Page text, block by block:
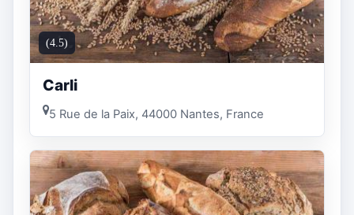
(4.5)
Carli
5 Rue de la Paix, 44000 Nantes, France